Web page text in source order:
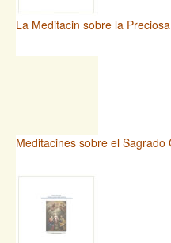
La Meditacin sobre la
Meditacines sobre el Sagrado